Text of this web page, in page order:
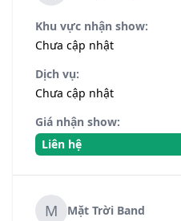
Khu vực nhận show:
Chưa cập nhật
Dịch vụ:
Chưa cập nhật
Giá nhận show:
Liên hệ
M Mặt Trời Band